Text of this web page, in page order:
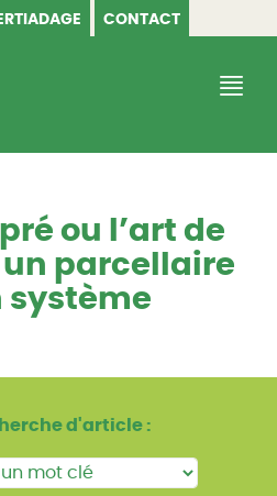
CONTACT
ou l’art de
un parcellaire
système
d'article :